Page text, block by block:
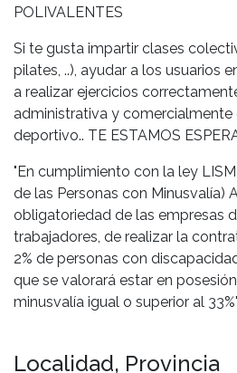
POLIVALENTES
Si te gusta impartir clases
pilates, ..), ayudar a los usuarios
a realizar ejercicios
administrativa y comercialmente
deportivo.. TE ESTAMOS
"En cumplimiento con la ley
de las Personas con Minusvalía)
obligatoriedad de las empresas
trabajadores, de realizar la
2% de personas con
que se valorará estar en
minusvalía igual o superior al 33%"
Localidad, Provincia